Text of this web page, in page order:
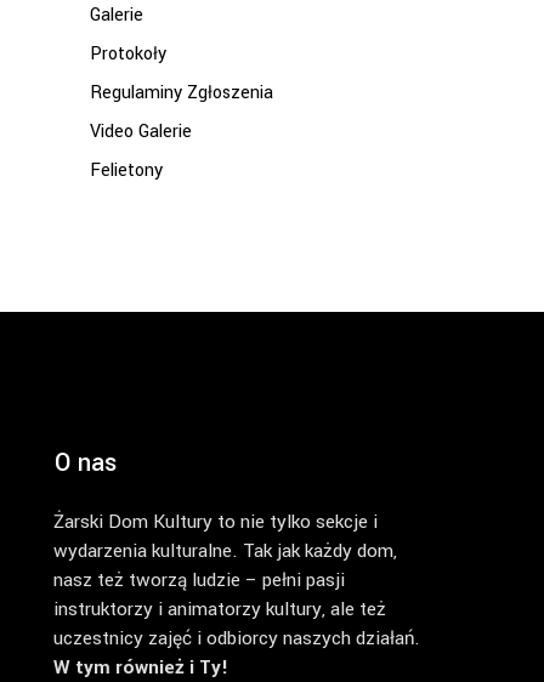
Galerie
Protokoły
Regulaminy Zgłoszenia
Video Galerie
Felietony
O nas
Żarski Dom Kultury to nie tylko sekcje i
wydarzenia kulturalne. Tak jak każdy dom,
nasz też tworzą ludzie – pełni pasji
instruktorzy i animatorzy kultury, ale też
uczestnicy zajęć i odbiorcy naszych działań.
W tym również i Ty!